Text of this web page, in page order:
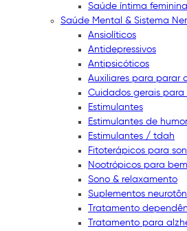
Saúde íntima feminina
Saúde Mental & Sistema
Ansiolíticos
Antidepressivos
Antipsicóticos
Auxiliares para parar
Cuidados gerais para
Estimulantes
Estimulantes de
Estimulantes / tdah
Fitoterápicos para
Nootrópicos para
Sono & relaxamento
Suplementos
Tratamento
Tratamento para